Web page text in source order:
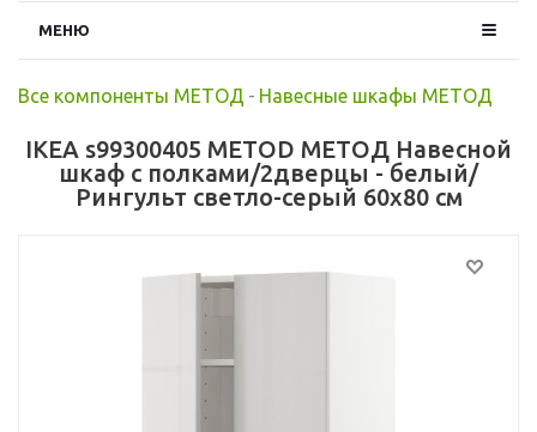
МЕНЮ
Все компоненты МЕТОД - Навесные шкафы МЕТОД
IKEA s99300405 METOD МЕТОД Навесной
шкаф с полками/2дверцы - белый/
Рингульт светло-серый 60x80 см